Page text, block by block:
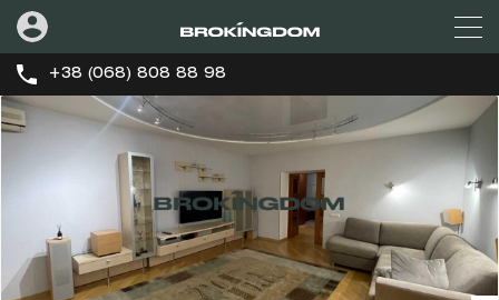
+38 (068) 808 88 98